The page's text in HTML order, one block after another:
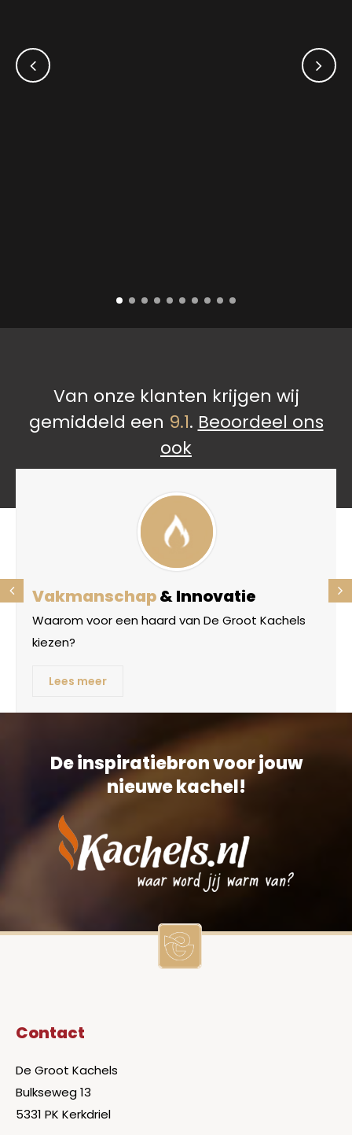
Van onze klanten krijgen wij
gemiddeld een 9.1. Beoordeel ons
ook
Vakmanschap& Innovatie
Waarom voor een haard van De Groot Kachels
kiezen?
Lees meer
De inspiratiebron voor jouw
nieuwe kachel!
Contact
De Groot Kachels
Bulkseweg 13
5331 PK Kerkdriel